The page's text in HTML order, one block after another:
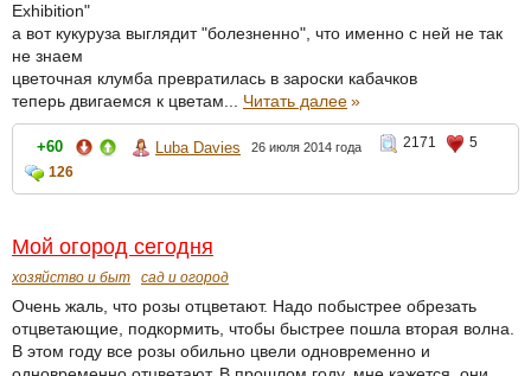
Exhibition"
а вот кукуруза выглядит "болезненно", что именно с ней не так
не знаем
цветочная клумба превратилась в зароски кабачков
теперь двигаемся к цветам... Читать далее»
+60 Luba Davies 26 июля 2014 года 2171
5
126
Мой огород сегодня
хозяйство и быт сад и огород
Очень жаль, что розы отцветают. Надо побыстрее обрезать
отцветающие, подкормить, чтобы быстрее пошла вторая волна.
В этом году все розы обильно цвели одновременно и